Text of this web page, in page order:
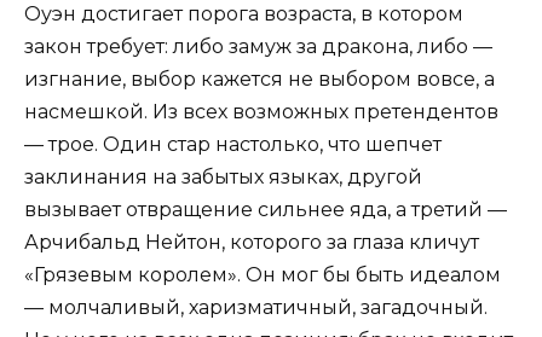
Оуэн достигает порога возраста, в котором
закон требует: либо замуж за дракона, либо —
изгнание, выбор кажется не выбором вовсе, а
насмешкой. Из всех возможных претендентов
— трое. Один стар настолько, что шепчет
заклинания на забытых языках, другой
вызывает отвращение сильнее яда, а третий —
Арчибальд Нейтон, которого за глаза кличут
«Грязевым королем». Он мог бы быть идеалом
— молчаливый, харизматичный, загадочный.